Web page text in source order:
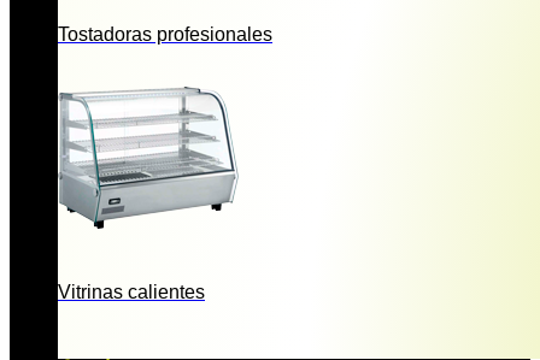
Tostadoras profesionales
Vitrinas calientes